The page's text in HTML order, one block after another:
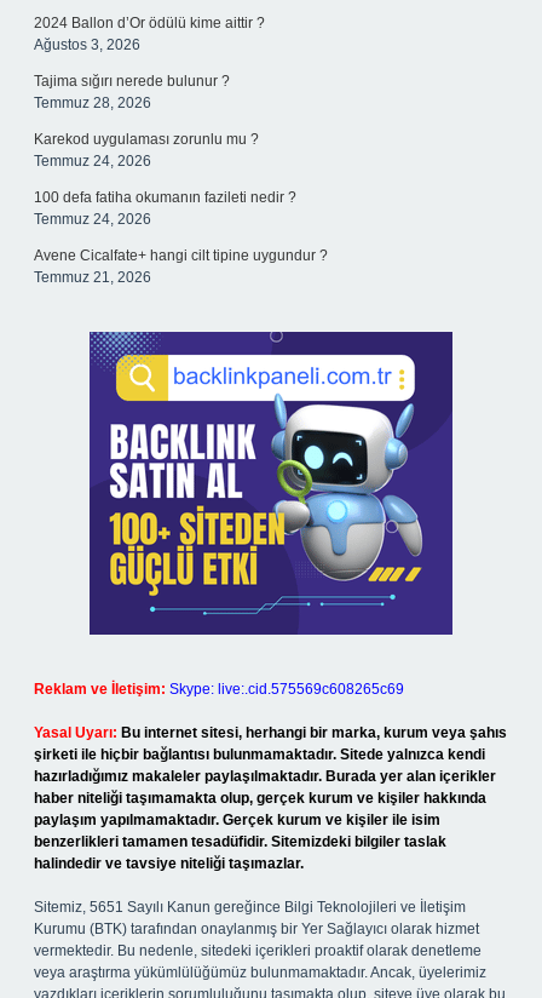
2024 Ballon d’Or ödülü kime aittir ?
Ağustos 3, 2026
Tajima sığırı nerede bulunur ?
Temmuz 28, 2026
Karekod uygulaması zorunlu mu ?
Temmuz 24, 2026
100 defa fatiha okumanın fazileti nedir ?
Temmuz 24, 2026
Avene Cicalfate+ hangi cilt tipine uygundur ?
Temmuz 21, 2026
Reklam ve İletişim: Skype: live:.cid.575569c608265c69
Yasal Uyarı: Bu internet sitesi, herhangi bir marka, kurum veya şahıs
şirketi ile hiçbir bağlantısı bulunmamaktadır. Sitede yalnızca kendi
hazırladığımız makaleler paylaşılmaktadır. Burada yer alan içerikler
haber niteliği taşımamakta olup, gerçek kurum ve kişiler hakkında
paylaşım yapılmamaktadır. Gerçek kurum ve kişiler ile isim
benzerlikleri tamamen tesadüfidir. Sitemizdeki bilgiler taslak
halindedir ve tavsiye niteliği taşımazlar.
Sitemiz, 5651 Sayılı Kanun gereğince Bilgi Teknolojileri ve İletişim
Kurumu (BTK) tarafından onaylanmış bir Yer Sağlayıcı olarak hizmet
vermektedir. Bu nedenle, sitedeki içerikleri proaktif olarak denetleme
veya araştırma yükümlülüğümüz bulunmamaktadır. Ancak, üyelerimiz
yazdıkları içeriklerin sorumluluğunu taşımakta olup, siteye üye olarak bu